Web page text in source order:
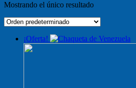
Mostrando el único resultado
¡Oferta!